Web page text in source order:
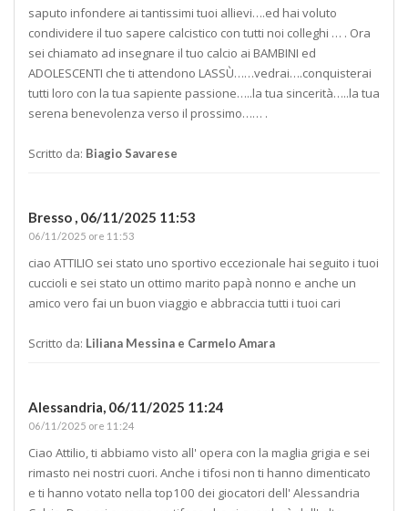
saputo infondere ai tantissimi tuoi allievi….ed hai voluto
condividere il tuo sapere calcistico con tutti noi colleghi … . Ora
sei chiamato ad insegnare il tuo calcio ai BAMBINI ed
ADOLESCENTI che ti attendono LASSÙ……vedrai….conquisterai
tutti loro con la tua sapiente passione…..la tua sincerità…..la tua
serena benevolenza verso il prossimo…… .
Scritto da: Biagio Savarese
Bresso , 06/11/2025 11:53
06/11/2025 ore 11:53
ciao ATTILIO sei stato uno sportivo eccezionale hai seguito i tuoi
cuccioli e sei stato un ottimo marito papà nonno e anche un
amico vero fai un buon viaggio e abbraccia tutti i tuoi cari
Scritto da: Liliana Messina e Carmelo Amara
Alessandria, 06/11/2025 11:24
06/11/2025 ore 11:24
Ciao Attilio, ti abbiamo visto all' opera con la maglia grigia e sei
rimasto nei nostri cuori. Anche i tifosi non ti hanno dimenticato
e ti hanno votato nella top100 dei giocatori dell' Alessandria